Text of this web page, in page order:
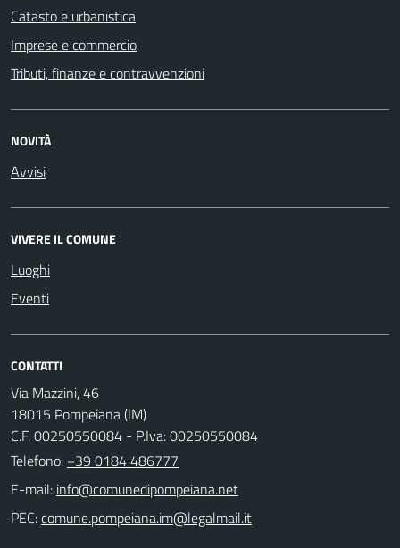
Catasto e urbanistica
Imprese e commercio
Tributi, finanze e contravvenzioni
NOVITÀ
Avvisi
VIVERE IL COMUNE
Luoghi
Eventi
CONTATTI
Via Mazzini, 46
18015 Pompeiana (IM)
C.F. 00250550084 - P.Iva: 00250550084
Telefono: +39 0184 486777
E-mail:
PEC: